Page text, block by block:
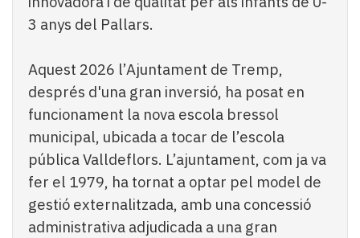
3 anys del Pallars.
Aquest 2026 l’Ajuntament de Tremp,
després d'una gran inversió, ha posat en
funcionament la nova escola bressol
municipal, ubicada a tocar de l’escola
pública Valldeflors. L’ajuntament, com ja va
fer el 1979, ha tornat a optar pel model de
gestió externalitzada, amb una concessió
administrativa adjudicada a una gran